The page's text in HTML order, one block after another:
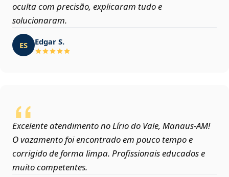
oculta com precisão, explicaram tudo e
solucionaram.
ES Edgar S.
Excelente atendimento no Lírio do Vale, Manaus‑AM!
O vazamento foi encontrado em pouco tempo e
corrigido de forma limpa. Profissionais educados e
muito competentes.